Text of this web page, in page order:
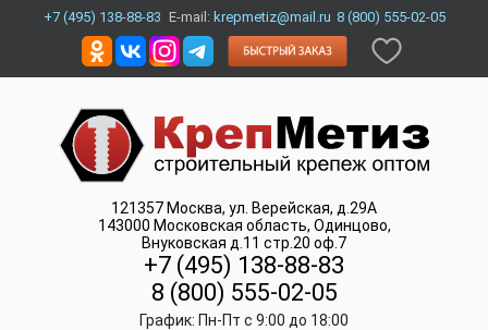
+7 (495) 138-88-83 E-mail: krepmetiz@mail.ru 8 (800) 555-02-05
121357 Москва, ул. Верейская, д.29А
143000 Московская область, Одинцово,
Внуковская д.11 стр.20 оф.7
+7 (495) 138-88-83
8 (800) 555-02-05
График: Пн-Пт c 9:00 до 18:00